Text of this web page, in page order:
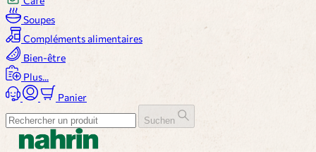
Soupes
Compléments alimentaires
Bien-être
Plus...
Panier
Suchen